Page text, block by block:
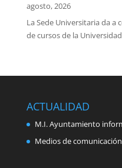
agosto, 2026
La Sede Universitaria da a
de cursos de la
ACTUALIDAD
M.I. Ayuntamiento
Medios de comunicación